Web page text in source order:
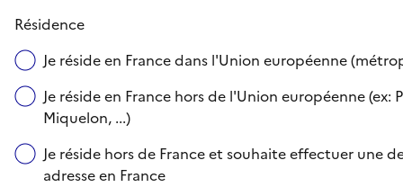
Résidence
Je réside en France dans l'Union européenne
Je réside en France hors de l'Union européenne
Miquelon, ...)
Je réside hors de France et souhaite effectuer une
adresse en France